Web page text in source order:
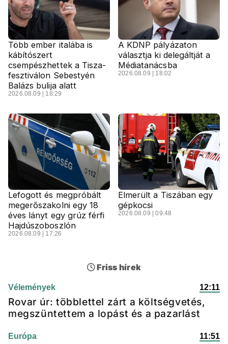
Több ember italába is
kábítószert
csempészhettek a Tisza-
fesztiválon Sebestyén
Balázs bulija alatt
2026.08.09 | 18:29
A KDNP pályázaton
választja ki delegáltját a
Médiatanácsba
2026.08.09 | 18:02
Lefogott és megpróbált
megerőszakolni egy 18
éves lányt egy grúz férfi
Hajdúszoboszlón
2026.08.09 | 17:26
Elmerült a Tiszában egy
gépkocsi
2026.08.09 | 09:48
Friss hírek
Vélemények 12:11
Rovar úr: többlettel zárt a költségvetés,
megszüntettem a lopást és a pazarlást
Európa 11:51